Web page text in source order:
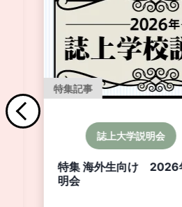
特集記事
男女別学
男子校・女子校の魅力
生を歓迎する14校